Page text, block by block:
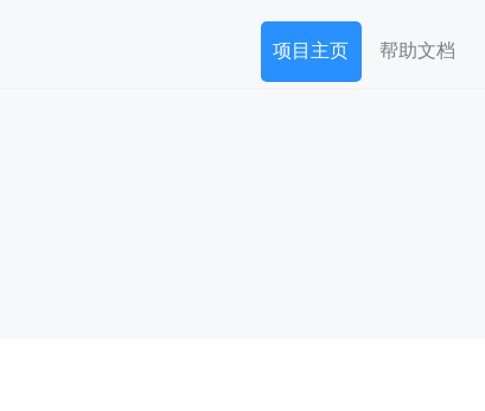
项目主页 帮助文档